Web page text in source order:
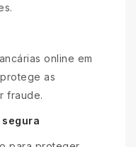
online em
as
fraude.
segura